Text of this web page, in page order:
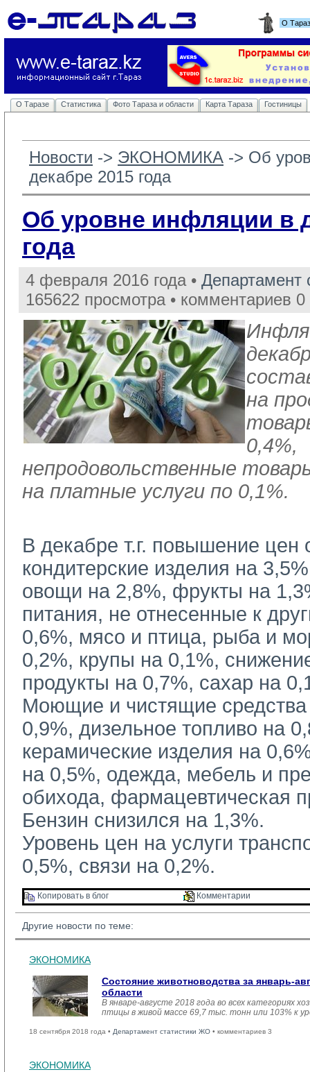
О
О Таразе Статистика Фото Тараза и области Карта Тараза Гостиницы
Новости -> ЭКОНОМИКА -> Об
декабре 2015 года
Об уровне инфляции в
года
4 февраля 2016 года • Департамент
165622 просмотра • комментариев 0
на
0,4%,
непродовольственные
на платные услуги по 0,1%.
В декабре т.г. повышение цен
кондитерские изделия на
овощи на 2,8%, фрукты на
питания, не отнесенные к
0,6%, мясо и птица, рыба и
0,2%, крупы на 0,1%,
продукты на 0,7%, сахар на
Моющие и чистящие
0,9%, дизельное топливо на
керамические изделия на
на 0,5%, одежда, мебель и
обихода, фармацевтическая
Бензин снизился на 1,3%.
Уровень цен на услуги
0,5%, связи на 0,2%.
Копировать в блог Комментарии
Другие новости по теме:
ЭКОНОМИКА
Состояние животноводства за январь-
области
В январе-августе 2018 года во всех категориях
птицы в живой массе 69,7 тыс. тонн или 103% к
18 сентября 2018 года • Департамент статистики ЖО • комментариев 3
ЭКОНОМИКА